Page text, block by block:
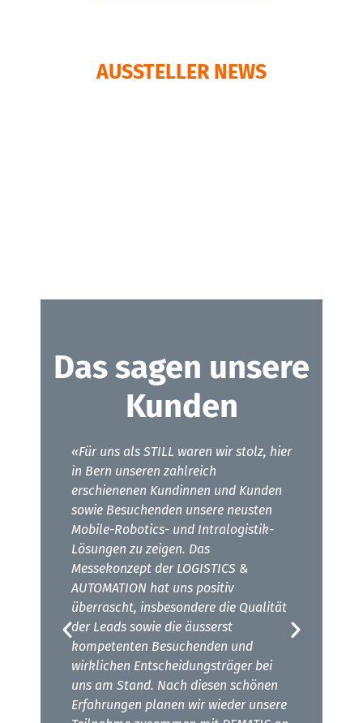
AUSSTELLER NEWS
Das sagen unsere
Kunden
«Für uns als STILL waren wir stolz, hier
in Bern unseren zahlreich
erschienenen Kundinnen und Kunden
sowie Besuchenden unsere neusten
Mobile-Robotics- und Intralogistik-
Lösungen zu zeigen. Das
Messekonzept der LOGISTICS &
AUTOMATION hat uns positiv
überrascht, insbesondere die Qualität
der Leads sowie die äusserst
kompetenten Besuchenden und
wirklichen Entscheidungsträger bei
uns am Stand. Nach diesen schönen
Erfahrungen planen wir wieder unsere